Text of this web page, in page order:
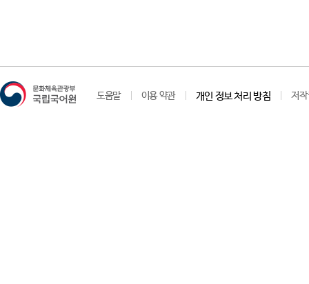
도움말 이용 약관 개인 정보 처리 방침 저